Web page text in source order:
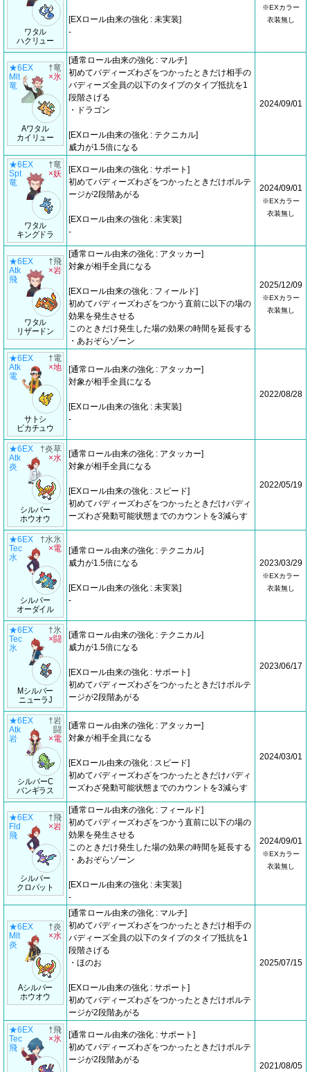
ワタル
ハクリュー
[EXロール由来の強化 : 未実装]
-
※EXカラー
衣装無し
★6EX
Mlt
竜
Aワタル
カイリュー
†竜
×氷
[通常ロール由来の強化 : マルチ]
初めてバディーズわざをつかったときだけ相手の
バディーズ全員の以下のタイプのタイプ抵抗を1
段階さげる
・ドラゴン
[EXロール由来の強化 : テクニカル]
威力が1.5倍になる
2024/09/01
★6EX
Spt
竜
ワタル
キングドラ
†竜
×妖
[EXロール由来の強化 : サポート]
初めてバディーズわざをつかったときだけボルテ
ージが2段階あがる
[EXロール由来の強化 : 未実装]
-
2024/09/01
※EXカラー
衣装無し
★6EX
Atk
飛
ワタル
リザードン
†飛
×岩
[通常ロール由来の強化 : アタッカー]
対象が相手全員になる
[EXロール由来の強化 : フィールド]
初めてバディーズわざをつかう直前に以下の場の
効果を発生させる
このときだけ発生した場の効果の時間を延長する
・あおぞらゾーン
2025/12/09
※EXカラー
衣装無し
★6EX
Atk
電
サトシ
ピカチュウ
†電
×地
[通常ロール由来の強化 : アタッカー]
対象が相手全員になる
[EXロール由来の強化 : 未実装]
-
2022/08/28
★6EX
Atk
炎
シルバー
ホウオウ
†炎草
×水
[通常ロール由来の強化 : アタッカー]
対象が相手全員になる
[EXロール由来の強化 : スピード]
初めてバディーズわざをつかったときだけバディ
ーズわざ発動可能状態までのカウントを3減らす
2022/05/19
★6EX
Tec
水
シルバー
オーダイル
†水氷
×電
[通常ロール由来の強化 : テクニカル]
威力が1.5倍になる
[EXロール由来の強化 : 未実装]
-
2023/03/29
※EXカラー
衣装無し
★6EX
Tec
氷
Mシルバー
ニューラJ
†氷
×闘
[通常ロール由来の強化 : テクニカル]
威力が1.5倍になる
[EXロール由来の強化 : サポート]
初めてバディーズわざをつかったときだけボルテ
ージが2段階あがる
2023/06/17
★6EX
Atk
岩
シルバーC
バンギラス
†岩
闘
×電
[通常ロール由来の強化 : アタッカー]
対象が相手全員になる
[EXロール由来の強化 : スピード]
初めてバディーズわざをつかったときだけバディ
ーズわざ発動可能状態までのカウントを3減らす
2024/03/01
★6EX
Fld
飛
シルバー
クロバット
†飛
×岩
[通常ロール由来の強化 : フィールド]
初めてバディーズわざをつかう直前に以下の場の
効果を発生させる
このときだけ発生した場の効果の時間を延長する
・あおぞらゾーン
[EXロール由来の強化 : 未実装]
-
2024/09/01
※EXカラー
衣装無し
★6EX
Mlt
炎
Aシルバー
ホウオウ
†炎
×水
[通常ロール由来の強化 : マルチ]
初めてバディーズわざをつかったときだけ相手の
バディーズ全員の以下のタイプのタイプ抵抗を1
段階さげる
・ほのお
[EXロール由来の強化 : サポート]
初めてバディーズわざをつかったときだけボルテ
ージが2段階あがる
2025/07/15
★6EX
Tec
飛
†飛
×氷
[通常ロール由来の強化 : サポート]
初めてバディーズわざをつかったときだけボルテ
ージが2段階あがる
2021/08/05